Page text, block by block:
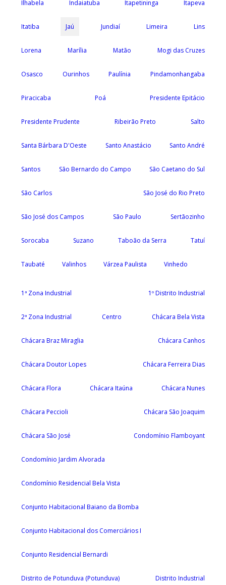
Ilhabela Indaiatuba Itapetininga Itapeva
Itatiba Jaú Jundiaí Limeira Lins
Lorena Marília Matão Mogi das Cruzes
Osasco Ourinhos Paulínia Pindamonhangaba
Piracicaba Poá Presidente Epitácio
Presidente Prudente Ribeirão Preto Salto
Santa Bárbara D'Oeste Santo Anastácio Santo André
Santos São Bernardo do Campo São Caetano do Sul
São Carlos São José do Rio Preto
São José dos Campos São Paulo Sertãozinho
Sorocaba Suzano Taboão da Serra Tatuí
Taubaté Valinhos Várzea Paulista Vinhedo
1ª Zona Industrial 1º Distrito Industrial
2ª Zona Industrial Centro Chácara Bela Vista
Chácara Braz Miraglia Chácara Canhos
Chácara Doutor Lopes Chácara Ferreira Dias
Chácara Flora Chácara Itaúna Chácara Nunes
Chácara Peccioli Chácara São Joaquim
Chácara São José Condomínio Flamboyant
Condomínio Jardim Alvorada
Condomínio Residencial Bela Vista
Conjunto Habitacional Baiano da Bomba
Conjunto Habitacional dos Comerciários I
Conjunto Residencial Bernardi
Distrito de Potunduva (Potunduva) Distrito Industrial